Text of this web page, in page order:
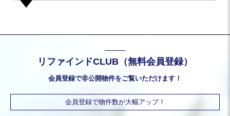
リファインドCLUB（無料会員登録）
会員登録で非公開物件をご覧いただけます！
会員登録で物件数が大幅アップ！